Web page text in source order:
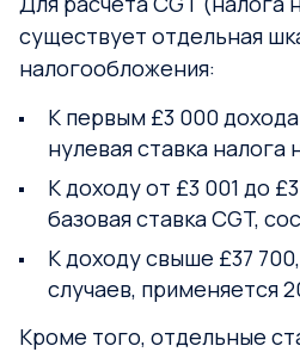
существует отдельная
налогообложения:
К первым £3 000
нулевая ставка налога
К доходу от £3 001 до
базовая ставка CGT,
К доходу свыше £37
случаев, применяется
Кроме того, отдельные